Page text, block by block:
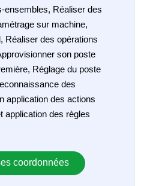
ensembles, Réaliser des
sur machine,
Réaliser des opérations
son poste
Réglage du poste
des
application des actions
application des règles
coordonnées